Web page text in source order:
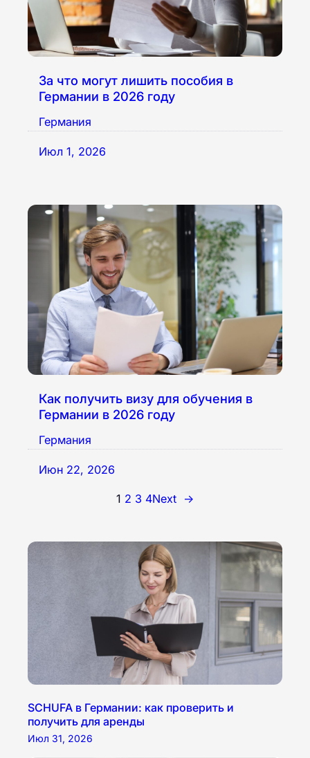
За что могут лишить пособия в
Германии в 2026 году
Германия
Июл 1, 2026
Как получить визу для обучения в
Германии в 2026 году
Германия
Июн 22, 2026
1 2 3 4Next →
SCHUFA в Германии: как проверить и
получить для аренды
Июл 31, 2026